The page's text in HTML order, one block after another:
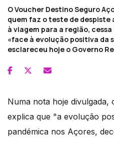
O Voucher Destino Seguro
quem faz o teste de despiste
à viagem para a região,
«face à evolução positiva da
esclareceu hoje o Governo
Numa nota hoje divulgada,
explica que "a evolução
pandémica nos Açores,